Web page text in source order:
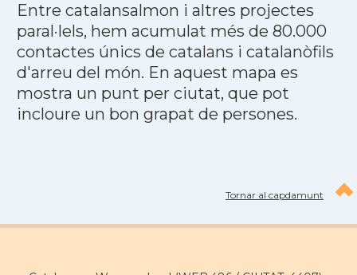
Entre catalansalmon i altres projectes
paral·lels, hem acumulat més de 80.000
contactes únics de catalans i catalanòfils
d'arreu del món. En aquest mapa es
mostra un punt per ciutat, que pot
incloure un bon grapat de persones.
Tornar al capdamunt